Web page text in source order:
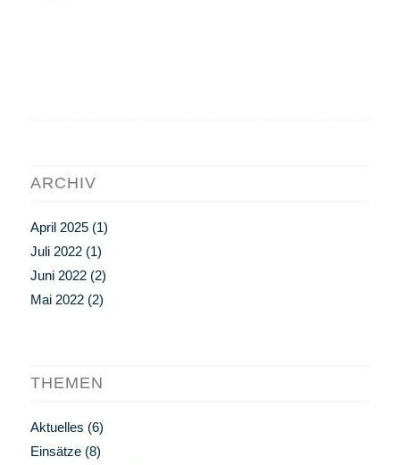
ARCHIV
April 2025(1)
Juli 2022(1)
Juni 2022(2)
Mai 2022(2)
THEMEN
Aktuelles (6)
Einsätze(8)